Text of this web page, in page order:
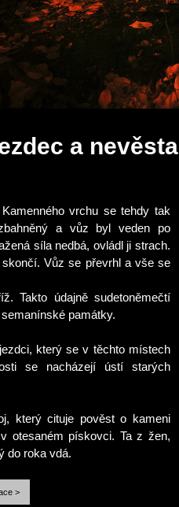
a nevěsta
vrchu se tehdy tak
a vůz byl veden po
síla nedbá, ovládl ji strach.
Vůz se převrhl a vše se
Takto údajně sudetoněmečtí
památky.
který se v těchto místech
se nacházejí ústí starých
který cituje pověst o kameni
otesaném pískovci. Ta z žen,
do roka vdá.
>